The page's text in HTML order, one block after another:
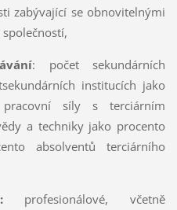
zabývající se obnovitelnými
: počet sekundárních
institucích jako
síly s terciárním
a techniky jako procento
absolventů terciárního
profesionálové, včetně